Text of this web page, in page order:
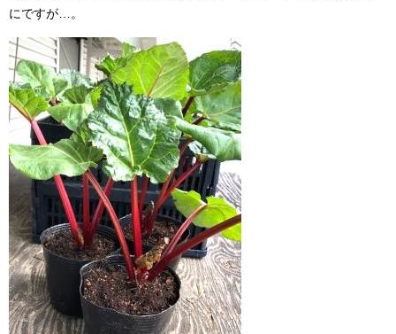
にですが…。